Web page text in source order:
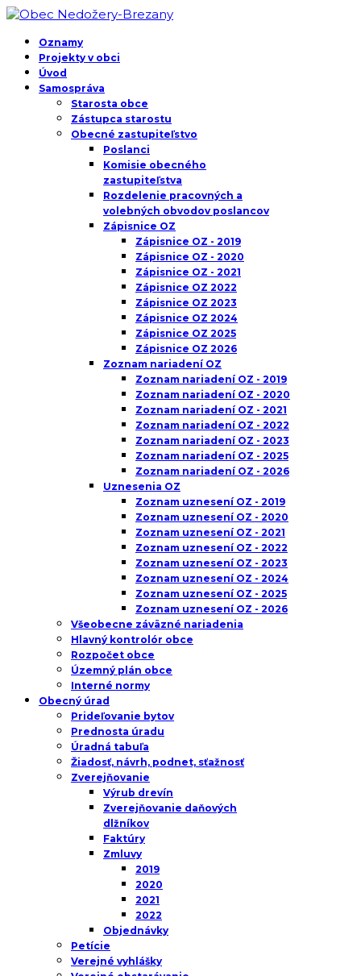
Oznamy
Projekty v obci
Úvod
Samospráva
Starosta obce
Zástupca starostu
Obecné zastupiteľstvo
Poslanci
Komisie obecného
zastupiteľstva
Rozdelenie pracovných a
volebných obvodov poslancov
Zápisnice OZ
Zápisnice OZ - 2019
Zápisnice OZ - 2020
Zápisnice OZ - 2021
Zápisnice OZ 2022
Zápisnice OZ 2023
Zápisnice OZ 2024
Zápisnice OZ 2025
Zápisnice OZ 2026
Zoznam nariadení OZ
Zoznam nariadení OZ - 2019
Zoznam nariadení OZ - 2020
Zoznam nariadení OZ - 2021
Zoznam nariadení OZ - 2022
Zoznam nariadení OZ - 2023
Zoznam nariadení OZ - 2025
Zoznam nariadení OZ - 2026
Uznesenia OZ
Zoznam uznesení OZ - 2019
Zoznam uznesení OZ - 2020
Zoznam uznesení OZ - 2021
Zoznam uznesení OZ - 2022
Zoznam uznesení OZ - 2023
Zoznam uznesení OZ - 2024
Zoznam uznesení OZ - 2025
Zoznam uznesení OZ - 2026
Všeobecne záväzné nariadenia
Hlavný kontrolór obce
Rozpočet obce
Územný plán obce
Interné normy
Obecný úrad
Prideľovanie bytov
Prednosta úradu
Úradná tabuľa
Žiadosť, návrh, podnet, sťažnosť
Zverejňovanie
Výrub drevín
Zverejňovanie daňových
dlžníkov
Faktúry
Zmluvy
2019
2020
2021
2022
Objednávky
Petície
Verejné vyhlášky